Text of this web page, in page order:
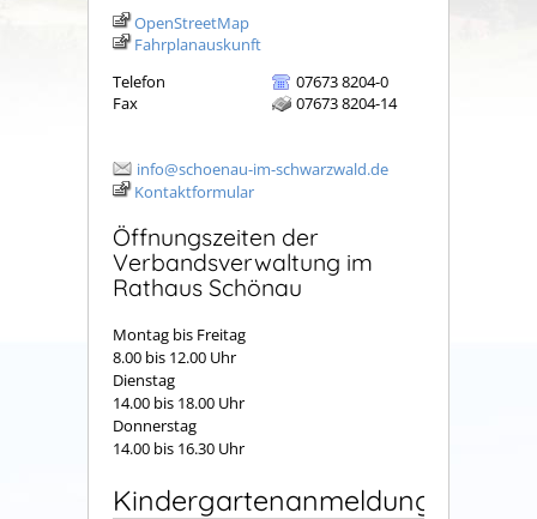
OpenStreetMap
Fahrplanauskunft
Telefon
07673 8204-0
Fax
07673 8204-14
info@schoenau-im-schwarzwald.de
Kontaktformular
Öffnungszeiten der
Verbandsverwaltung im
Rathaus Schönau
Montag bis Freitag
8.00 bis 12.00 Uhr
Dienstag
14.00 bis 18.00 Uhr
Donnerstag
14.00 bis 16.30 Uhr
Kindergartenanmeldung